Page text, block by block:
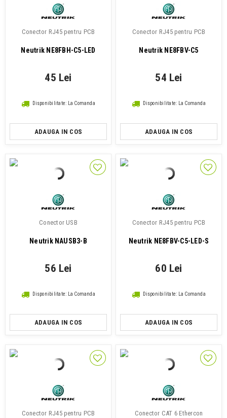
Conector RJ45 pentru PCB
Neutrik NE8FBH-C5-LED
45 Lei
Disponibilitate: La Comanda
ADAUGA IN COS
Conector RJ45 pentru PCB
Neutrik NE8FBV-C5
54 Lei
Disponibilitate: La Comanda
ADAUGA IN COS
Conector USB
Neutrik NAUSB3-B
56 Lei
Disponibilitate: La Comanda
ADAUGA IN COS
Conector RJ45 pentru PCB
Neutrik NE8FBV-C5-LED-S
60 Lei
Disponibilitate: La Comanda
ADAUGA IN COS
Conector RJ45 pentru PCB Conector CAT 6 Ethercon